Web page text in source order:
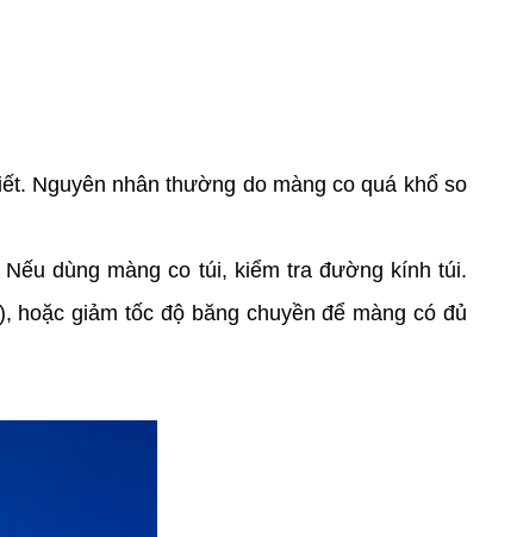
Nguyên nhân thường do màng co quá khổ so
dùng màng co túi, kiểm tra đường kính túi.
giảm tốc độ băng chuyền để màng có đủ